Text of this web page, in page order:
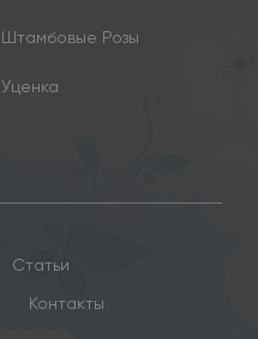
Штамбовые Розы
Уценка
Статьи
Контакты